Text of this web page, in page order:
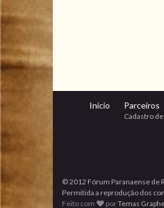
Início Parceiros
Cadastro
© 2012 Fórum Paranaense de
Permitida a reprodução dos
Feito com
porTemas